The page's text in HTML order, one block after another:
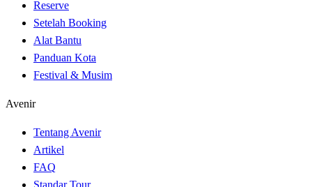
Reserve
Setelah Booking
Alat Bantu
Panduan Kota
Festival & Musim
Avenir
Tentang Avenir
Artikel
FAQ